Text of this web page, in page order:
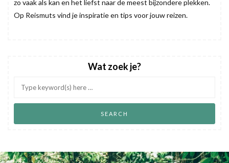
zo vaak als kan en het liefst naar de meest bijzondere plekken.
Op Reismuts vind je inspiratie en tips voor jouw reizen.
Wat zoek je?